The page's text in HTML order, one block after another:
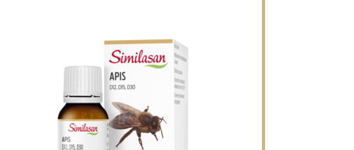
Similasan Apis mellifica